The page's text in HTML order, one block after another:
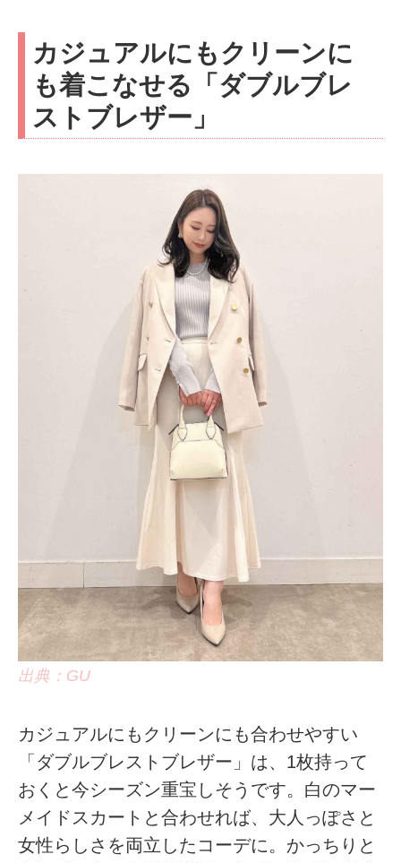
カジュアルにもクリーンに
も着こなせる「ダブルブレ
ストブレザー」
出典：GU
カジュアルにもクリーンにも合わせやすい
「ダブルブレストブレザー」は、1枚持って
おくと今シーズン重宝しそうです。白のマー
メイドスカートと合わせれば、大人っぽさと
女性らしさを両立したコーデに。かっちりと